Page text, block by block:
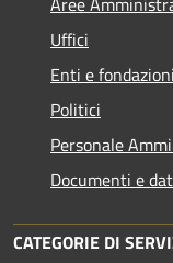
Uffici
Enti e fondazioni
Politici
Personale
Documenti e
CATEGORIE DI